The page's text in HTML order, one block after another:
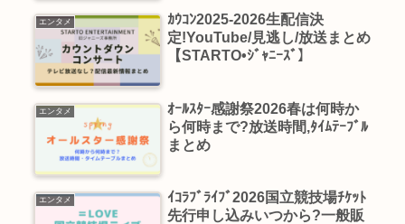
エンタメ
ｶｳｺﾝ2025-2026生配信決
定!YouTube/見逃し/放送まとめ
【STARTO•ｼﾞｬﾆｰｽﾞ】
エンタメ
ｵｰﾙｽﾀｰ感謝祭2026春は何時か
ら何時まで?放送時間,ﾀｲﾑﾃｰﾌﾞﾙ
まとめ
エンタメ
ｲｺﾗﾌﾞﾗｲﾌﾞ2026国立競技場ﾁｹｯﾄ
先行申し込みいつから?一般販